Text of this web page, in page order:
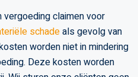
claimen voor
schadeals gevolg van
worden niet in mindering
Deze kosten worden